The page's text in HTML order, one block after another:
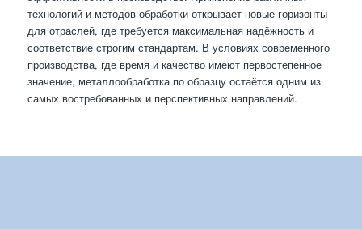
технологий и методов обработки открывает новые горизонты
для отраслей, где требуется максимальная надёжность и
соответствие строгим стандартам. В условиях современного
производства, где время и качество имеют первостепенное
значение, металлообработка по образцу остаётся одним из
самых востребованных и перспективных направлений.